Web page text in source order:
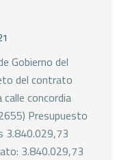
Gobierno del
del contrato
concordia
Presupuesto
3.840.029,73
3.840.029,73